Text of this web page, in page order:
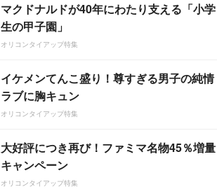
マクドナルドが40年にわたり支える「小学
生の甲子園」
オリコンタイアップ特集
イケメンてんこ盛り！尊すぎる男子の純情
ラブに胸キュン
オリコンタイアップ特集
大好評につき再び！ファミマ名物45％増量
キャンペーン
オリコンタイアップ特集